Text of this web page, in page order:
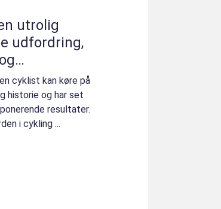
utrolig
udfordring,
cyklist kan køre på
historie og har set
resultater.
i cykling ...